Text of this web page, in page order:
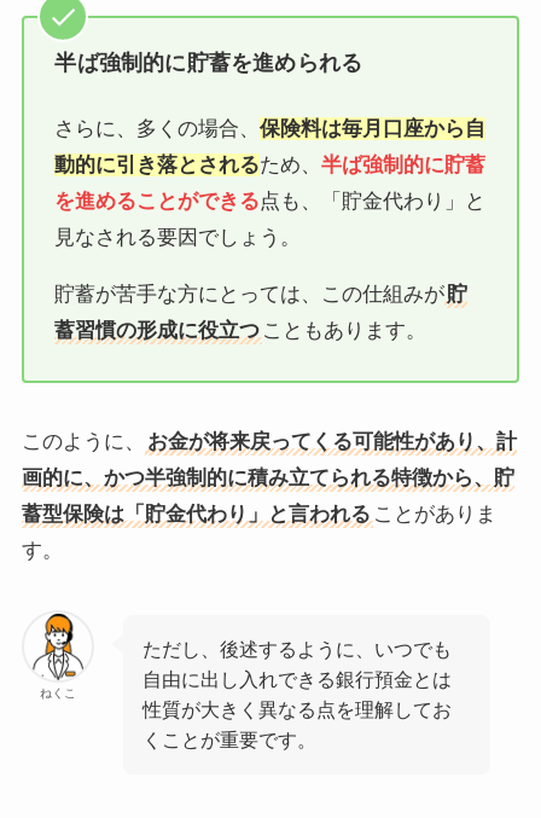
半ば強制的に貯蓄を進められる
さらに、多くの場合、保険料は毎月口座から自
動的に引き落とされるため、半ば強制的に貯蓄
を進めることができる点も、「貯金代わり」と
見なされる要因でしょう。
貯蓄が苦手な方にとっては、この仕組みが貯
蓄習慣の形成に役立つ こともあります。
このように、
お金が将来戻ってくる可能性があり、計
画的に、かつ半強制的に積み立てられる特徴から、貯
蓄型保険は「貯金代わり」と言われる ことがありま
す。
ねくこ
ただし、後述するように、いつでも
自由に出し入れできる銀行預金とは
性質が大きく異なる点を理解してお
くことが重要です。